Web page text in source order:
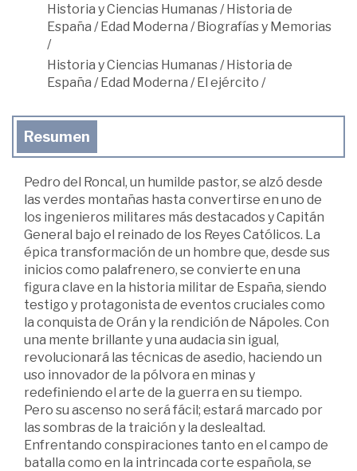
Historia y Ciencias Humanas /Historia de
España /Edad Moderna /Biografías y Memorias
/
Historia y Ciencias Humanas /Historia de
España /Edad Moderna /El ejército /
Resumen
Pedro del Roncal, un humilde pastor, se alzó desde
las verdes montañas hasta convertirse en uno de
los ingenieros militares más destacados y Capitán
General bajo el reinado de los Reyes Católicos. La
épica transformación de un hombre que, desde sus
inicios como palafrenero, se convierte en una
figura clave en la historia militar de España, siendo
testigo y protagonista de eventos cruciales como
la conquista de Orán y la rendición de Nápoles. Con
una mente brillante y una audacia sin igual,
revolucionará las técnicas de asedio, haciendo un
uso innovador de la pólvora en minas y
redefiniendo el arte de la guerra en su tiempo.
Pero su ascenso no será fácil; estará marcado por
las sombras de la traición y la deslealtad.
Enfrentando conspiraciones tanto en el campo de
batalla como en la intrincada corte española, se